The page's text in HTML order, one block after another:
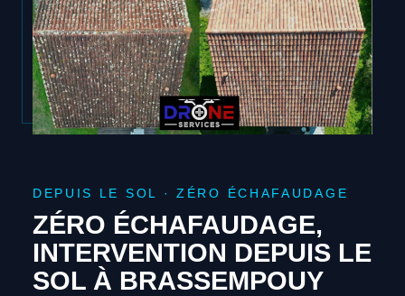
DEPUIS LE SOL · ZÉRO ÉCHAFAUDAGE
ZÉRO ÉCHAFAUDAGE,
INTERVENTION DEPUIS LE
SOL À BRASSEMPOUY